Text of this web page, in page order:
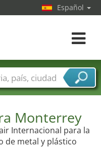
Monterrey
Internacional para la
de metal y plástico
Español
toggle
Ciudades